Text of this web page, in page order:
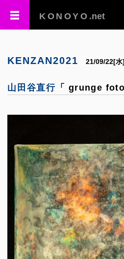
KONOYO .net
KENZAN2021 21/09/22[
山田谷直行 「 grunge foto